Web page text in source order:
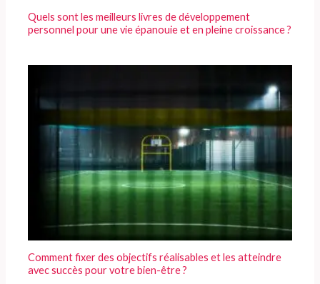
Quels sont les meilleurs livres de développement
personnel pour une vie épanouie et en pleine croissance ?
Comment fixer des objectifs réalisables et les atteindre
avec succès pour votre bien-être ?